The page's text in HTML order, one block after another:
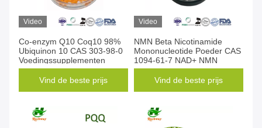
Video
Co-enzym Q10 Coq10 98%
Ubiquinon 10 CAS 303-98-0
Voedingssupplementen
Vind de beste prijs
Video
NMN Beta Nicotinamide
Mononucleotide Poeder CAS
1094-61-7 NAD+ NMN
Vind de beste prijs